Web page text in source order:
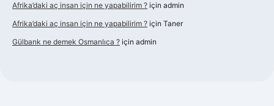
Afrika’daki aç insan için ne yapabilirim ? için admin
Afrika’daki aç insan için ne yapabilirim ? için Taner
Gülbank ne demek Osmanlıca ? için admin